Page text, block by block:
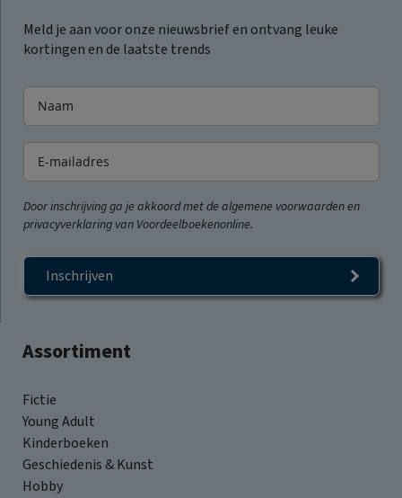
Assortiment
Fictie
Young Adult
Kinderboeken
Geschiedenis & Kunst
Hobby
Meld je aan voor onze nieuwsbrief en ontvang leuke
kortingen en de laatste trends
Door inschrijving ga je akkoord met de algemene voorwaarden en
privacyverklaring van Voordeelboekenonline.
Inschrijven